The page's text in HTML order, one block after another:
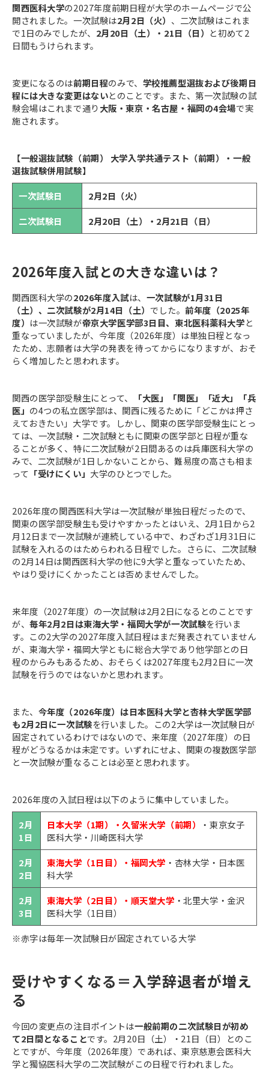
関西医科大学の2027年度前期日程が大学のホームページで公
開されました。一次試験は2月2日（火） 、二次試験はこれま
で1日のみでしたが、 2月20日（土）・21日（日） と初めて2
日間もうけられます。
変更になるのは前期日程のみで、 学校推薦型選抜および後期日
程には大きな変更はないとのことです。また、第一次試験の試
験会場はこれまで通り大阪・東京・名古屋・福岡の4会場で実
施されます。
【一般選抜試験（前期） 大学入学共通テスト（前期）・一般
選抜試験併用試験】
一次試験日
2月2日（火）
二次試験日
2月20日（土）・2月21日（日）
2026年度入試との大きな違いは？
関西医科大学の2026年度入試は、 一次試験が1月31日
（土）、二次試験が2月14日（土） でした。 前年度（2025年
度） は一次試験が帝京大学医学部3日目、東北医科薬科大学と
重なっていましたが、今年度（2026年度）は単独日程となっ
たため、志願者は大学の発表を待ってからになりますが、おそ
らく増加したと思われます。
関西の医学部受験生にとって、
「大医」「関医」「近大」「兵
医」 の4つの私立医学部は、関西に残るために「どこかは押さ
えておきたい」大学です。しかし、関東の医学部受験生にとっ
ては、一次試験・二次試験ともに関東の医学部と日程が重な
ることが多く、特に二次試験が2日間あるのは兵庫医科大学の
みで、二次試験が1日しかないことから、難易度の高さも相ま
って 「受けにくい」 大学のひとつでした。
2026年度の関西医科大学は一次試験が単独日程だったので、
関東の医学部受験生も受けやすかったとはいえ、2月1日から2
月12日まで一次試験が連続している中で、わざわざ1月31日に
試験を入れるのはためらわれる日程でした。さらに、二次試験
の2月14日は関西医科大学の他に9大学と重なっていたため、
やはり受けにくかったことは否めませんでした。
来年度（2027年度）の一次試験は2月2日になるとのことです
が、毎年2月2日は東海大学・福岡大学が一次試験を行いま
す。この2大学の2027年度入試日程はまだ発表されていません
が、東海大学・福岡大学ともに総合大学であり他学部との日
程のからみもあるため、おそらくは2027年度も2月2日に一次
試験を行うのではないかと思われます。
また、 今年度（2026年度）は日本医科大学と杏林大学医学部
も2月2日に一次試験を行いました。この2大学は一次試験日が
固定されているわけではないので、来年度（2027年度）の日
程がどうなるかは未定です。いずれにせよ、関東の複数医学部
と一次試験が重なることは必至と思われます。
2026年度の入試日程は以下のように集中していました。
2月
1日
日本大学（1期）・久留米大学（前期）
・東京女子
医科大学・川崎医科大学
2月
2日
東海大学（1日目）・福岡大学 ・杏林大学・日本医
科大学
2月
3日
東海大学（2日目）・順天堂大学 ・北里大学・金沢
医科大学（1日目）
※赤字は毎年一次試験日が固定されている大学
受けやすくなる＝入学辞退者が増え
る
今回の変更点の注目ポイントは一般前期の二次試験日が初め
て2日間となることです。2月20日（土）・21日（日）とのこ
とですが、今年度（2026年度）であれば、東京慈恵会医科大
学と獨協医科大学の二次試験がこの日程で行われました。